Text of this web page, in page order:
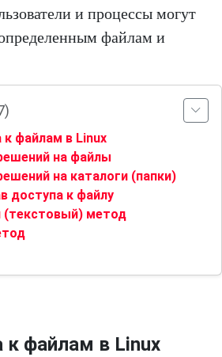
и процессы могут
файлам и
к файлам в Linux
на файлы
на каталоги (папки)
доступа к файлу
(текстовый) метод
к файлам в Linux